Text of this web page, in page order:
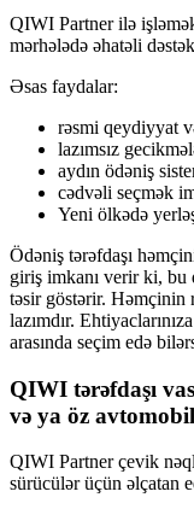
QIWI Partner ilə
mərhələdə əhatəli
Əsas faydalar:
rəsmi qeydiyyat
lazımsız
aydın ödəniş
cədvəli seçmək
Yeni ölkədə
Ödəniş tərəfdaşı
giriş imkanı verir ki, bu
təsir göstərir. Həmçinin
lazımdır.
arasında seçim edə
QIWI tərəfdaşı
və ya öz
QIWI Partner çevik
sürücülər üçün əlçatan